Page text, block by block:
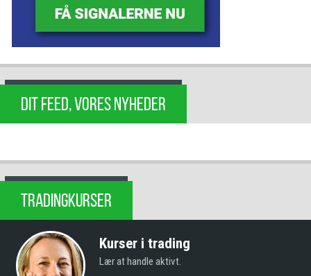
DIT FEED, VORES NYHEDER
TRADINGKURSER
Kurser i trading
Lær at handle aktivt.